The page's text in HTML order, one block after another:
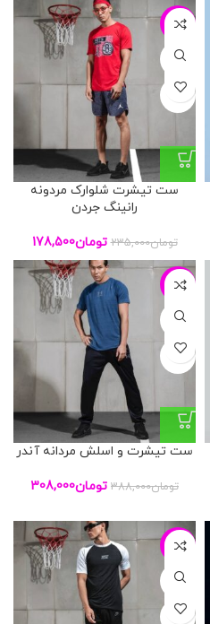
-24%
L
XL
ست تیشرت شلوارک مردونه
رانینگ جردن
تومان235,000 تومان178,500
-21%
L
XL
ست تیشرت و اسلش مردانه آندر
تومان388,000 تومان308,000
-23%
L
XL